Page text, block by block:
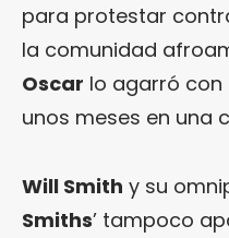
para protestar
la comunidad
Oscar lo agarró
unos meses en una
Will Smith y su
Smiths’ tampoco